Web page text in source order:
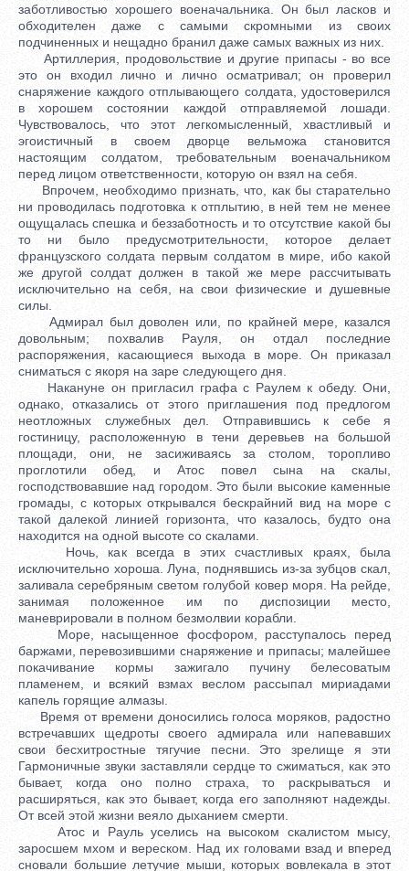
заботливостью хорошего военачальника. Он был ласков и
обходителен даже с самыми скромными из своих
подчиненных и нещадно бранил даже самых важных из них.
Артиллерия, продовольствие и другие припасы - во все
это он входил лично и лично осматривал; он проверил
снаряжение каждого отплывающего солдата, удостоверился
в хорошем состоянии каждой отправляемой лошади.
Чувствовалось, что этот легкомысленный, хвастливый и
эгоистичный в своем дворце вельможа становится
настоящим солдатом, требовательным военачальником
перед лицом ответственности, которую он взял на себя.
Впрочем, необходимо признать, что, как бы старательно
ни проводилась подготовка к отплытию, в ней тем не менее
ощущалась спешка и беззаботность и то отсутствие какой бы
то ни было предусмотрительности, которое делает
французского солдата первым солдатом в мире, ибо какой
же другой солдат должен в такой же мере рассчитывать
исключительно на себя, на свои физические и душевные
силы.
Адмирал был доволен или, по крайней мере, казался
довольным; похвалив Рауля, он отдал последние
распоряжения, касающиеся выхода в море. Он приказал
сниматься с якоря на заре следующего дня.
Накануне он пригласил графа с Раулем к обеду. Они,
однако, отказались от этого приглашения под предлогом
неотложных служебных дел. Отправившись к себе я
гостиницу, расположенную в тени деревьев на большой
площади, они, не засиживаясь за столом, торопливо
проглотили обед, и Атос повел сына на скалы,
господствовавшие над городом. Это были высокие каменные
громады, с которых открывался бескрайний вид на море с
такой далекой линией горизонта, что казалось, будто она
находится на одной высоте со скалами.
Ночь, как всегда в этих счастливых краях, была
исключительно хороша. Луна, поднявшись из-за зубцов скал,
заливала серебряным светом голубой ковер моря. На рейде,
занимая положенное им по диспозиции место,
маневрировали в полном безмолвии корабли.
Море, насыщенное фосфором, расступалось перед
баржами, перевозившими снаряжение и припасы; малейшее
покачивание кормы зажигало пучину белесоватым
пламенем, и всякий взмах веслом рассыпал мириадами
капель горящие алмазы.
Время от времени доносились голоса моряков, радостно
встречавших щедроты своего адмирала или напевавших
свои бесхитростные тягучие песни. Это зрелище я эти
Гармоничные звуки заставляли сердце то сжиматься, как это
бывает, когда оно полно страха, то раскрываться и
расширяться, как это бывает, когда его заполняют надежды.
От всей этой жизни веяло дыханием смерти.
Атос и Рауль уселись на высоком скалистом мысу,
заросшем мхом и вереском. Над их головами взад и вперед
сновали большие летучие мыши, которых вовлекала в этот